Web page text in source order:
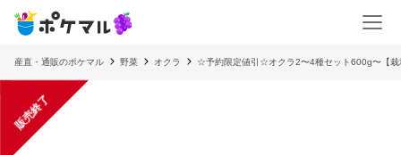
産直・通販のポケマル 野菜 オクラ ☆予約限定値引☆オクラ2〜4種セット600g〜【栽
販売終了